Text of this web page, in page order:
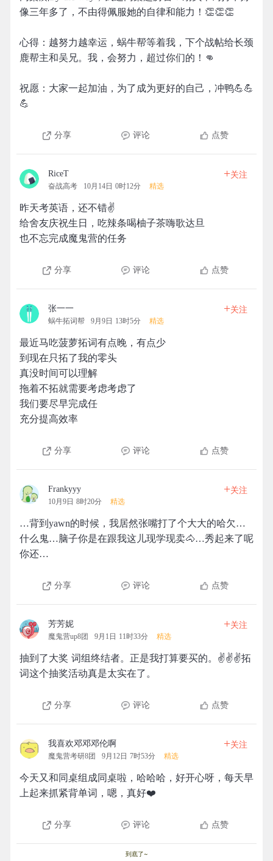
像三年多了，不由得佩服她的自律和能力！👏👏👏
心得：越努力越幸运，蜗牛帮等着我，下个战帖给长颈
鹿帮主和吴兄。我，会努力，超过你们的！👊
祝愿：大家一起加油，为了成为更好的自己，冲鸭💪💪
💪
分享 评论 点赞
RiceT
奋战高考 10月14日 0时12分 精选
+关注
昨天考英语，还不错✌
给舍友庆祝生日，吃辣条喝柚子茶嗨歌达旦
也不忘完成魔鬼营的任务
分享 评论 点赞
张一一
蜗牛拓词帮 9月9日 13时5分 精选
+关注
最近马吃菠萝拓词有点晚，有点少
到现在只拓了我的零头
真没时间可以理解
拖着不拓就需要考虑考虑了
我们要尽早完成任
充分提高效率
分享 评论 点赞
Frankyyy
10月9日 8时20分 精选
+关注
…背到yawn的时候，我居然张嘴打了个大大的哈欠…
什么鬼…脑子你是在跟我这儿现学现卖🐴…秀起来了呢
你还…
分享 评论 点赞
芳芳妮
魔鬼营up8团 9月1日 11时33分 精选
+关注
抽到了大奖 词组终结者。正是我打算要买的。✌✌✌拓
词这个抽奖活动真是太实在了。
分享 评论 点赞
我喜欢邓邓邓伦啊
魔鬼营考研8团 9月12日 7时53分 精选
+关注
今天又和同桌组成同桌啦，哈哈哈，好开心呀，每天早
上起来抓紧背单词，嗯，真好❤️
分享 评论 点赞
到底了~